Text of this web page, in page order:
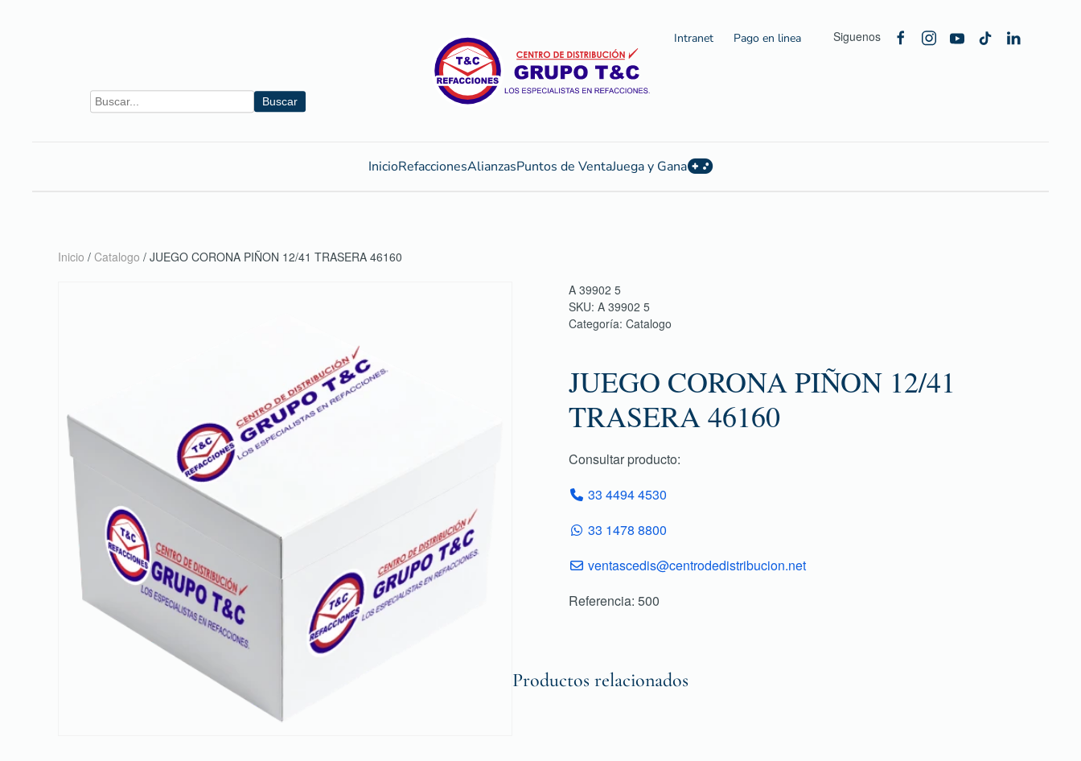
Buscar
Intranet Pago en linea Siguenos
InicioRefaccionesAlianzasPuntos de VentaJuega y Gana
Inicio / Catalogo / JUEGO CORONA PIÑON 12/41 TRASERA 46160
A 39902 5
SKU: A 39902 5
Categoría: Catalogo
JUEGO CORONA PIÑON 12/41
TRASERA 46160
Consultar producto:
33 4494 4530
33 1478 8800
ventascedis@centrodedistribucion.net
Referencia: 500
Productos relacionados